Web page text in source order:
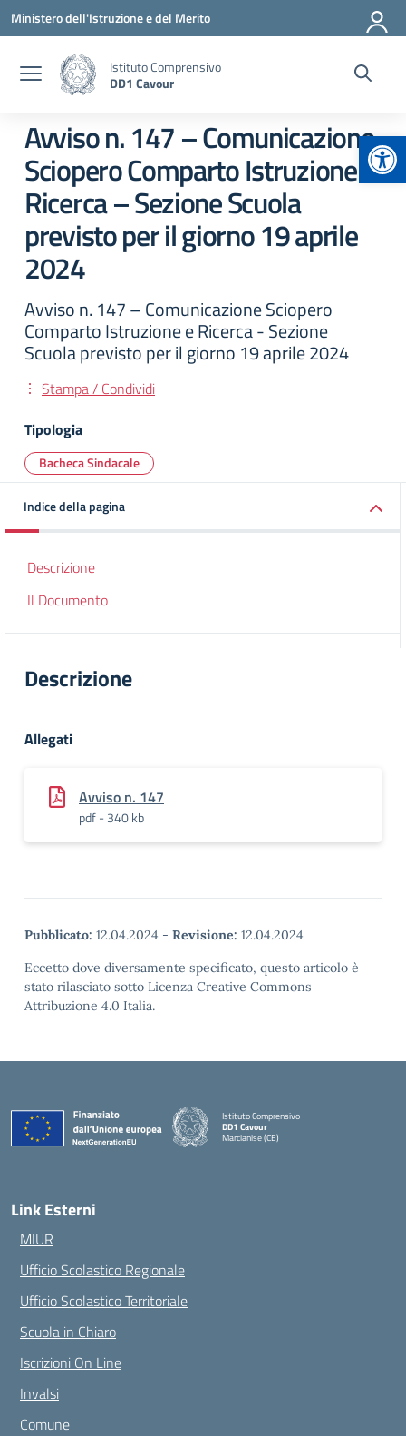
Vai ai contenuti
Vai al menu di navigazione
Vai al footer
Ministero dell'Istruzione e del Merito
Istituto Comprensivo
DD1 Cavour
Avviso n. 147 – Comunicazione
Sciopero Comparto Istruzione e
Ricerca – Sezione Scuola
previsto per il giorno 19 aprile
2024
Avviso n. 147 – Comunicazione Sciopero
Comparto Istruzione e Ricerca - Sezione
Scuola previsto per il giorno 19 aprile 2024
Stampa / Condividi
Tipologia
Bacheca Sindacale
Indice della pagina
Descrizione
Il Documento
Descrizione
Allegati
Avviso n. 147
pdf - 340 kb
Pubblicato: 12.04.2024 - Revisione: 12.04.2024
Eccetto dove diversamente specificato, questo articolo è
stato rilasciato sotto Licenza Creative Commons
Attribuzione 4.0 Italia.
Istituto Comprensivo
DD1 Cavour
Marcianise (CE)
Link Esterni
MIUR
Ufficio Scolastico Regionale
Ufficio Scolastico Territoriale
Scuola in Chiaro
Iscrizioni On Line
Invalsi
Comune